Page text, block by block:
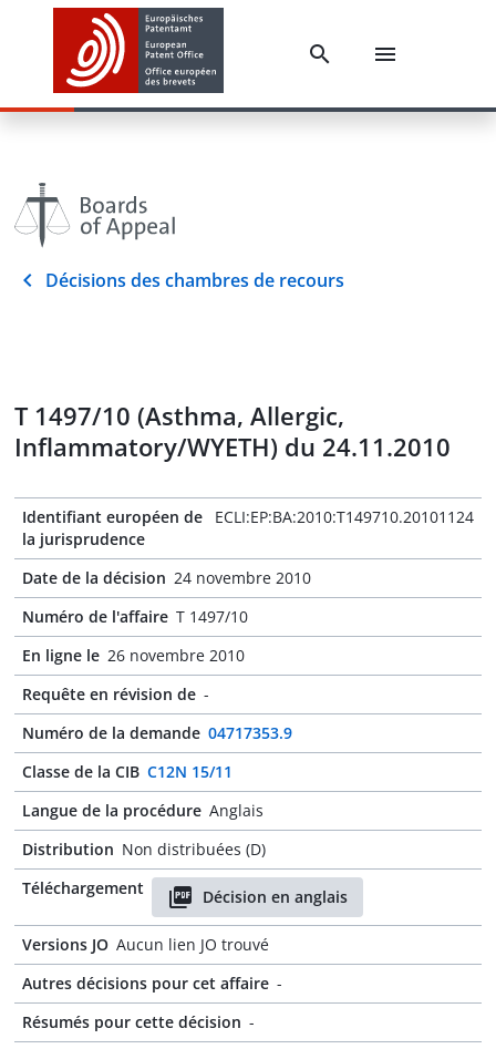
Décisions des chambres de recours
T 1497/10 (Asthma, Allergic,
Inflammatory/WYETH) du 24.11.2010
Identifiant européen de
la jurisprudence
ECLI:EP:BA:2010:T149710.20101124
Date de la décision 24 novembre 2010
Numéro de l'affaire T 1497/10
En ligne le 26 novembre 2010
Requête en révision de -
Numéro de la demande 04717353.9
Classe de la CIB C12N 15/11
Langue de la procédure Anglais
Distribution Non distribuées (D)
Téléchargement
Décision en anglais
Versions JO Aucun lien JO trouvé
Autres décisions pour cet affaire -
Résumés pour cette décision -